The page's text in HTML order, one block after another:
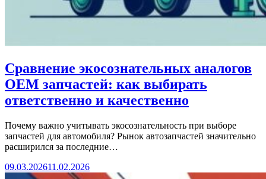
Сравнение экосознательных аналогов
OEM запчастей: как выбирать
ответственно и качественно
Почему важно учитывать экосознательность при выборе
запчастей для автомобиля? Рынок автозапчастей значительно
расширился за последние…
09.03.202611.02.2026